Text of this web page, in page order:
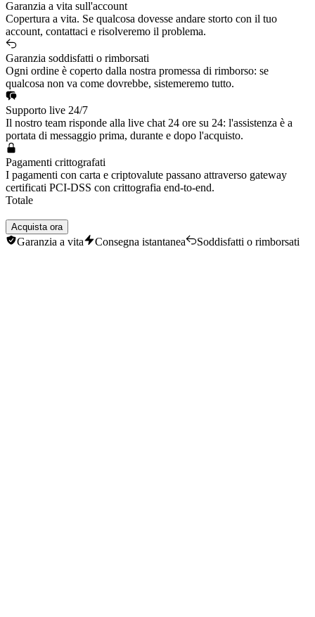
Nautilus
Xayah
Ekko
Hecarim
Darius
Garanzia a vita sull'account
Copertura a vita. Se qualcosa dovesse andare storto con il tuo
account, contattaci e risolveremo il problema.
Garanzia soddisfatti o rimborsati
Ogni ordine è coperto dalla nostra promessa di rimborso: se
qualcosa non va come dovrebbe, sistemeremo tutto.
Supporto live 24/7
Il nostro team risponde alla live chat 24 ore su 24: l'assistenza è a
portata di messaggio prima, durante e dopo l'acquisto.
Pagamenti crittografati
I pagamenti con carta e criptovalute passano attraverso gateway
certificati PCI-DSS con crittografia end-to-end.
Totale
Acquista ora
Garanzia a vita Consegna istantanea Soddisfatti o rimborsati